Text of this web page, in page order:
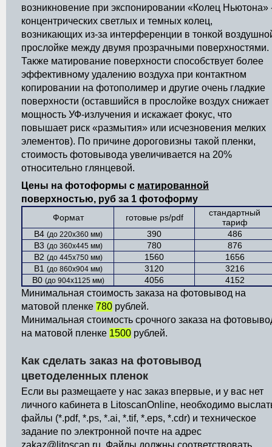
возникновение при экспонировании «Колец Ньютона»
концентрических светлых и темных колец,
возникающих из-за интерференции в тонкой
прослойке между двумя прозрачными поверхностями.
Также матирование поверхности способствует более
эффективному удалению воздуха при контактном
копировании на фотополимер и другие очень гладкие
поверхности (оставшийся в прослойке воздух снижает
мощность УФ-излучения и искажает фокус, что
повышает риск «размытия» или исчезновения мелких
элементов). По причине дороговизны такой пленки,
стоимость фотовывода увеличивается на 20%
относительно глянцевой.
Цены на фотоформы с матированной
поверхностью, руб за 1 фотоформу
Формат готовые ps/pdf
стандартный
тариф
B4 (до 220х360 мм) 390
486
B3 (до 360х445 мм) 780
876
B2 (до 445х750 мм) 1560
1656
B1 (до 860х904 мм) 3120
3216
B0 (до 904х1125 мм) 4056 4152
Минимальная стоимость заказа на фотовывод на
матовой пленке 780 рублей.
Минимальная стоимость срочного заказа на
на матовой пленке 1500 рублей.
Как сделать заказ на фотовывод
цветоделенных пленок
Если вы размещаете у нас заказ впервые, и у вас нет
личного кабинета в LitoscanOnline, необходимо
файлы (*.pdf, *.ps, *.ai, *.tif, *.eps, *.cdr) и техническое
задание по электронной почте на адрес
zakaz@litoscan.ru. Файлы должны соответствовать